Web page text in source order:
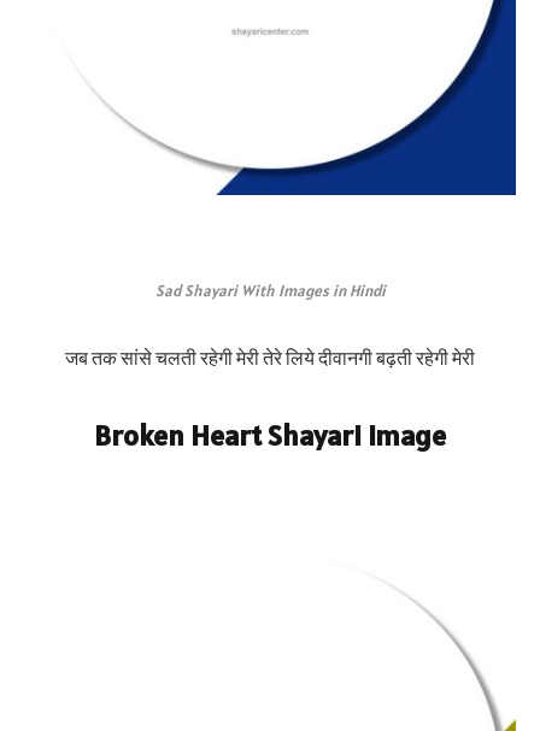
Sad Shayari With Images in Hindi
जब तक सांसे चलती रहेगी मेरी तेरे लिये दीवानगी बढ़ती रहेगी मेरी
Broken Heart Shayari Image